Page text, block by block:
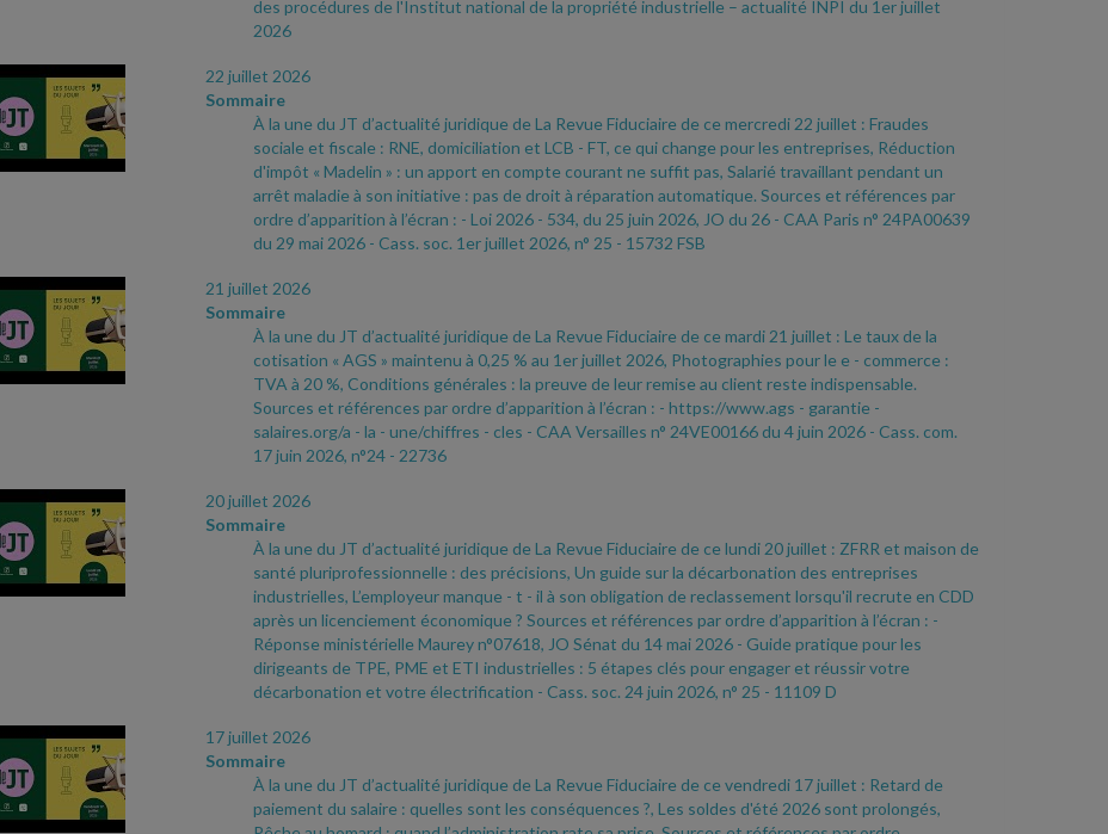
des procédures de l'Institut national de la propriété industrielle – actualité INPI du 1er juillet
2026
22 juillet 2026
Sommaire
À la une du JT d’actualité juridique de La Revue Fiduciaire de ce mercredi 22 juillet : Fraudes
sociale et fiscale : RNE, domiciliation et LCB - FT, ce qui change pour les entreprises, Réduction
d'impôt « Madelin » : un apport en compte courant ne suffit pas, Salarié travaillant pendant un
arrêt maladie à son initiative : pas de droit à réparation automatique. Sources et références par
ordre d’apparition à l’écran : - Loi 2026- 534, du 25 juin 2026, JO du 26 - CAA Paris n° 24PA00639
du 29 mai 2026 - Cass. soc. 1er juillet 2026, n° 25 - 15732 FSB
21 juillet 2026
Sommaire
À la une du JT d’actualité juridique de La Revue Fiduciaire de ce mardi 21 juillet : Le taux de la
cotisation « AGS » maintenu à 0,25 % au 1er juillet 2026, Photographies pour le e - commerce :
TVA à 20 %, Conditions générales : la preuve de leur remise au client reste indispensable.
Sources et références par ordre d’apparition à l’écran : - https://www.ags - garantie -
salaires.org/a - la - une/chiffres - cles - CAA Versailles n° 24VE00166 du 4 juin 2026 - Cass. com.
17 juin 2026, n°24- 22736
20 juillet 2026
Sommaire
À la une du JT d’actualité juridique de La Revue Fiduciaire de ce lundi 20 juillet : ZFRR et maison de
santé pluriprofessionnelle : des précisions, Un guide sur la décarbonation des entreprises
industrielles, L’employeur manque - t - il à son obligation de reclassement lorsqu'il recrute en CDD
après un licenciement économique ? Sources et références par ordre d’apparition à l’écran : -
Réponse ministérielle Maurey n°07618, JO Sénat du 14 mai 2026 - Guide pratique pour les
dirigeants de TPE, PME et ETI industrielles : 5 étapes clés pour engager et réussir votre
décarbonation et votre électrification - Cass. soc. 24 juin 2026, n° 25 - 11109 D
17 juillet 2026
Sommaire
À la une du JT d’actualité juridique de La Revue Fiduciaire de ce vendredi 17 juillet : Retard de
paiement du salaire : quelles sont les conséquences ?, Les soldes d'été 2026 sont prolongés,